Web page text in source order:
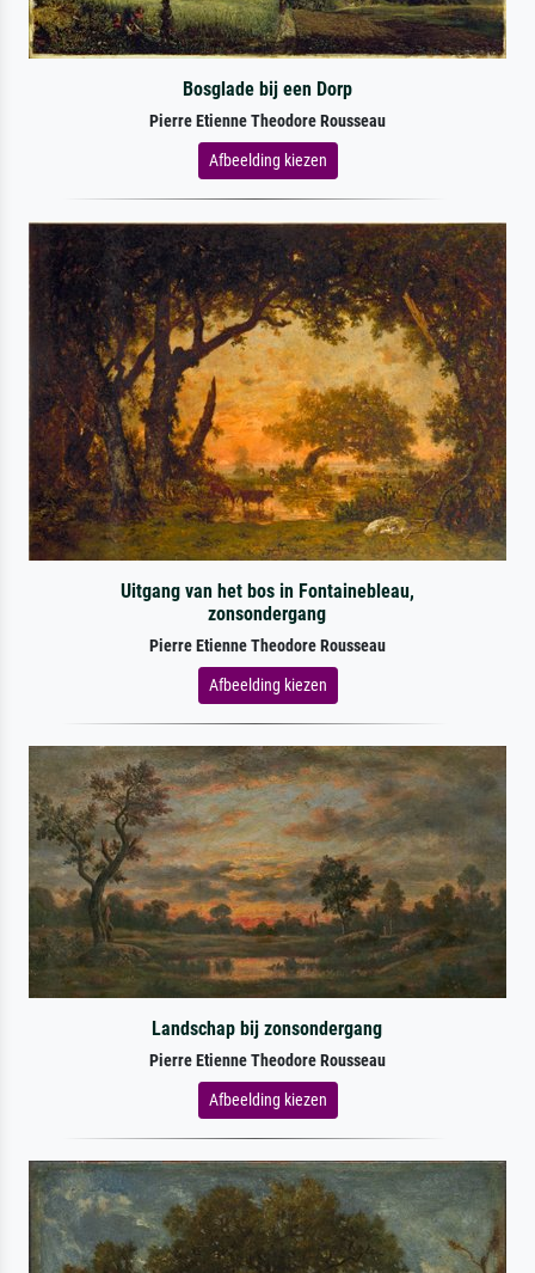
Bosglade bij een Dorp
Pierre Etienne Theodore Rousseau
Afbeelding kiezen
Uitgang van het bos in Fontainebleau,
zonsondergang
Pierre Etienne Theodore Rousseau
Afbeelding kiezen
Landschap bij zonsondergang
Pierre Etienne Theodore Rousseau
Afbeelding kiezen